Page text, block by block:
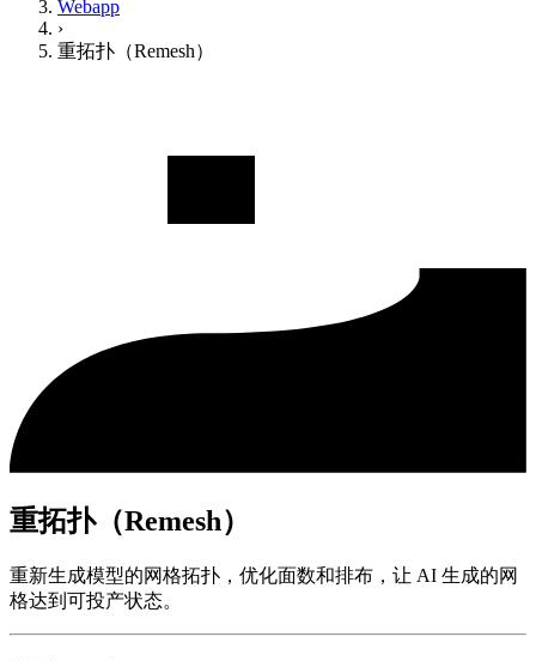
Webapp
›
重拓扑（Remesh）
重拓扑（Remesh）
重新生成模型的网格拓扑，优化面数和排布，让 AI 生成的网
格达到可投产状态。